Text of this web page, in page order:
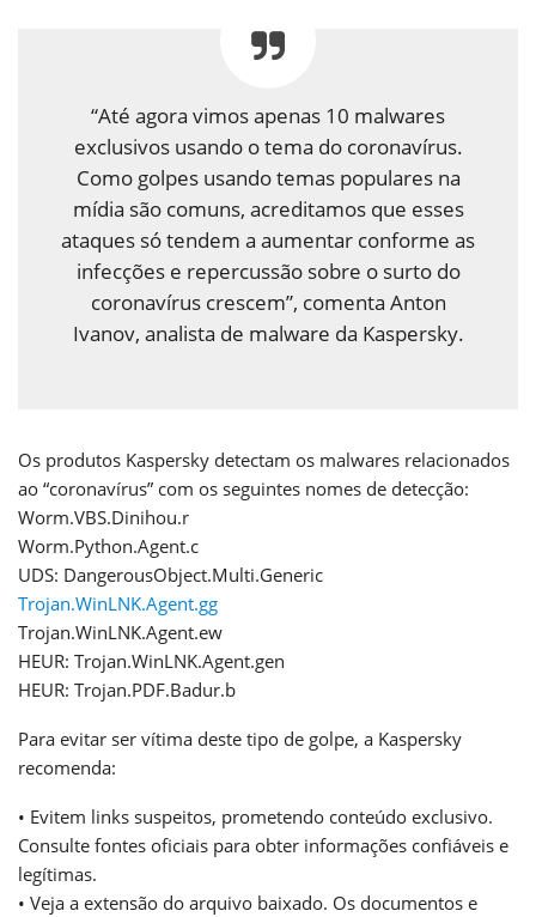
“Até agora vimos apenas 10 malwares
exclusivos usando o tema do coronavírus.
Como golpes usando temas populares na
mídia são comuns, acreditamos que esses
ataques só tendem a aumentar conforme as
infecções e repercussão sobre o surto do
coronavírus crescem”, comenta Anton
Ivanov, analista de malware da Kaspersky.
Os produtos Kaspersky detectam os malwares relacionados
ao “coronavírus” com os seguintes nomes de detecção:
Worm.VBS.Dinihou.r
Worm.Python.Agent.c
UDS: DangerousObject.Multi.Generic
Trojan.WinLNK.Agent.gg
Trojan.WinLNK.Agent.ew
HEUR: Trojan.WinLNK.Agent.gen
HEUR: Trojan.PDF.Badur.b
Para evitar ser vítima deste tipo de golpe, a Kaspersky
recomenda:
• Evitem links suspeitos, prometendo conteúdo exclusivo.
Consulte fontes oficiais para obter informações confiáveis e
legítimas.
• Veja a extensão do arquivo baixado. Os documentos e